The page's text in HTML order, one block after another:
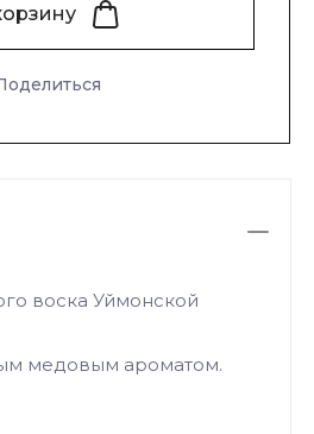
воска Уймонской
медовым ароматом.